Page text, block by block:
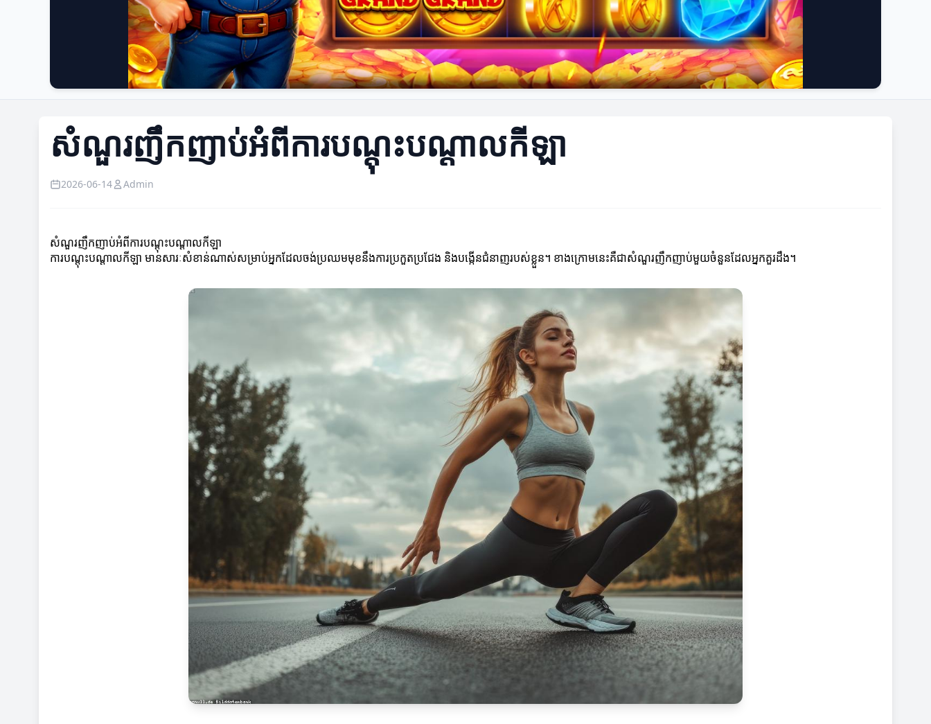
សំណួរញឹកញាប់អំពីការបណ្តុះបណ្តាលកីឡា
2026-06-14 Admin
សំណួរញឹកញាប់អំពីការបណ្តុះបណ្តាលកីឡា
ការបណ្តុះបណ្តាលកីឡា មានសារៈសំខាន់ណាស់សម្រាប់អ្នកដែលចង់ប្រឈមមុខនឹងការប្រកួតប្រជែង និងបង្កើនជំនាញរបស់ខ្លួន។ ខាងក្រោមនេះគឺជាសំណួរញឹកញាប់មួយចំនួនដែលអ្នកគួរដឹង។